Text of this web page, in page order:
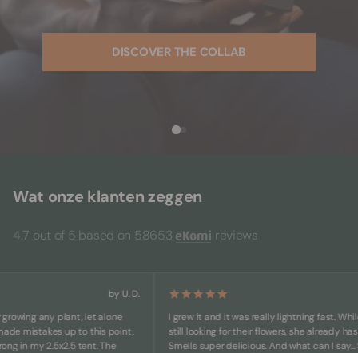
DISCOVER THE COLLAB
Wat onze klanten zeggen
4.7 out of 5 based on 58653 reviews
by U. D.
any plant, let alone
mistakes up to this point,
my 2.5x2.5 tent. The
I grew it and it was really lightning fast. While
still looking for their flowers, she already has big
Smells super delicious. And what can I say...